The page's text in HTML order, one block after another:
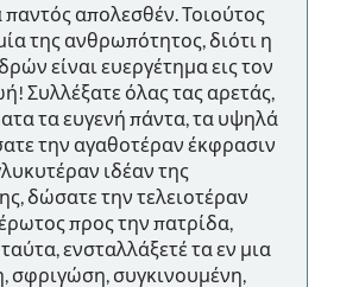
απολεσθέν. Τοιούτος
της ανθρωπότητος, διότι η
είναι ευεργέτημα εις τον
Συλλέξατε όλας τας αρετάς,
τα ευγενή πάντα, τα υψηλά
την αγαθοτέραν έκφρασιν
ιδέαν της
δώσατε την τελειοτέραν
προς την πατρίδα,
ενσταλλάξετέ τα εν μια
σφριγώση, συγκινουμένη,